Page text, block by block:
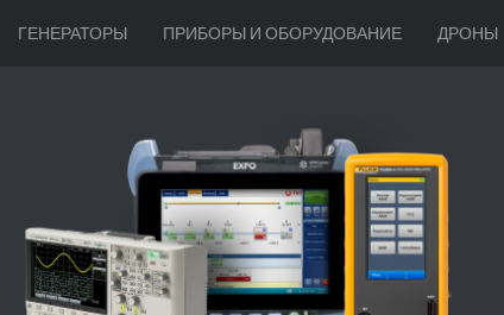
ГЕНЕРАТОРЫ ПРИБОРЫ И ОБОРУДОВАНИЕ ДРОНЫ